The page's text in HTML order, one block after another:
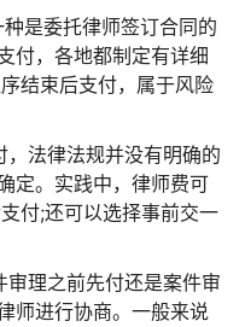
是委托律师签订合同的
付，各地都制定有详细
结束后支付，属于风险
法律法规并没有明确的
定。实践中，律师费可
付;还可以选择事前交一
理之前先付还是案件审
师进行协商。一般来说